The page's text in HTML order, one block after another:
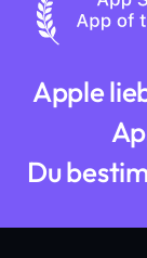
Apple
Du